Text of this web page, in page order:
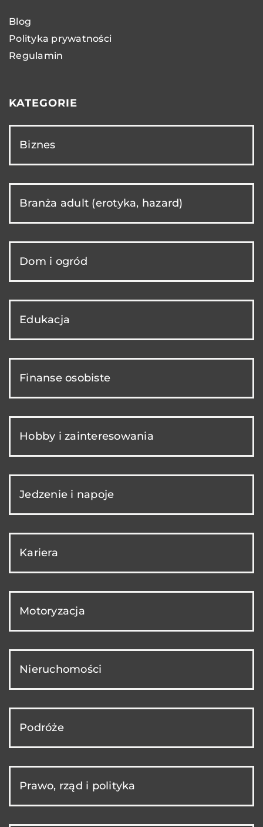
Blog
Polityka prywatności
Regulamin
KATEGORIE
Biznes
Branża adult (erotyka, hazard)
Dom i ogród
Edukacja
Finanse osobiste
Hobby i zainteresowania
Jedzenie i napoje
Kariera
Motoryzacja
Nieruchomości
Podróże
Prawo, rząd i polityka